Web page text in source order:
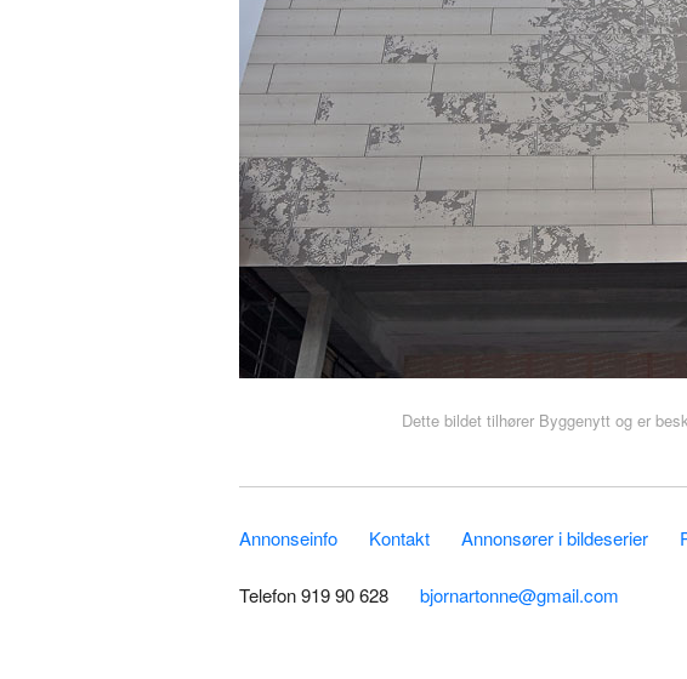
Dette bildet tilhører Byggenytt og er
Annonseinfo Kontakt Annonsører i bildeserier
Telefon 919 90 628 bjornartonne@gmail.com